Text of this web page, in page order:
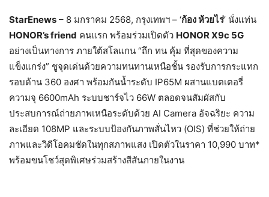
StarEnews – 8 มกราคม 2568, กรุงเทพฯ – ‘ก้อง ห้วยไร่’ นั่งแท่น
HONOR’s friend คนแรก พร้อมร่วมเปิดตัว HONOR X9c 5G
อย่างเป็นทางการ ภายใต้สโลแกน “ถึก ทน คุ้ม ที่สุดของความ
แข็งแกร่ง” ชูจุดเด่นด้วยความทนทานเหนือชั้น รองรับการกระแทก
รอบด้าน 360 องศา พร้อมกันน้ำระดับ IP65M ผสานแบตเตอรี่
ความจุ 6600mAh ระบบชาร์จไว 66W ตลอดจนสัมผัสกับ
ประสบการณ์ถ่ายภาพเหนือระดับด้วย AI Camera อัจฉริยะ ความ
ละเอียด 108MP และระบบป้องกันภาพสั่นไหว (OIS) ที่ช่วยให้ถ่าย
ภาพและวิดีโอคมชัดในทุกสภาพแสง เปิดตัวในราคา 10,990 บาท*
พร้อมขนโชว์สุดพิเศษร่วมสร้างสีสันภายในงาน